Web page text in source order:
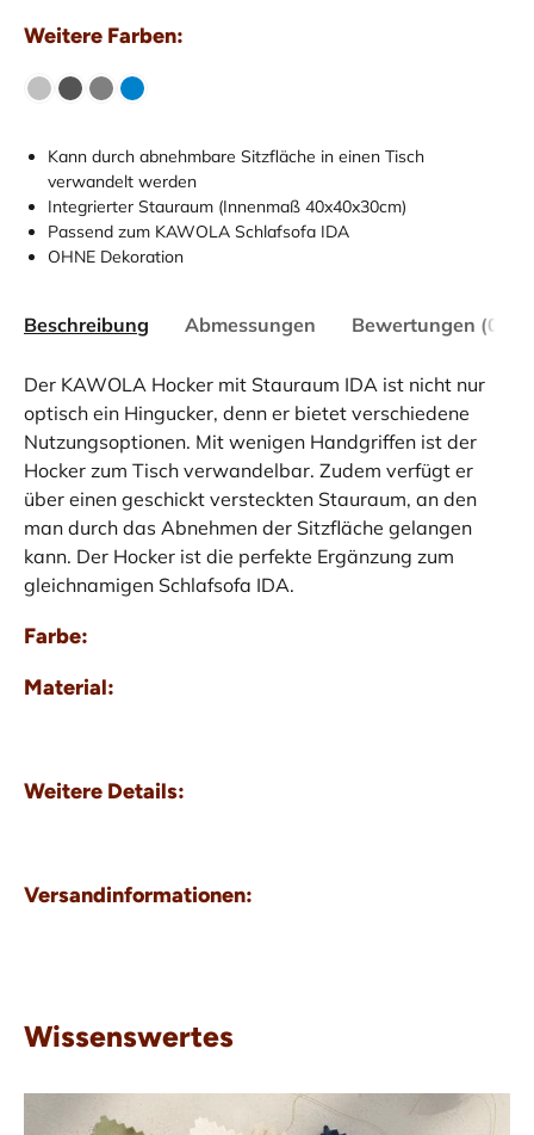
Weitere Farben:
Kann durch abnehmbare Sitzfläche in einen Tisch
verwandelt werden
Integrierter Stauraum (Innenmaß 40x40x30cm)
Passend zum KAWOLA Schlafsofa IDA
OHNE Dekoration
Beschreibung Abmessungen Bewertungen (0)
Der KAWOLA Hocker mit Stauraum IDA ist nicht nur
optisch ein Hingucker, denn er bietet verschiedene
Nutzungsoptionen. Mit wenigen Handgriffen ist der
Hocker zum Tisch verwandelbar. Zudem verfügt er
über einen geschickt versteckten Stauraum, an den
man durch das Abnehmen der Sitzfläche gelangen
kann. Der Hocker ist die perfekte Ergänzung zum
gleichnamigen Schlafsofa IDA.
Farbe:
Material:
Weitere Details:
Versandinformationen:
Wissenswertes